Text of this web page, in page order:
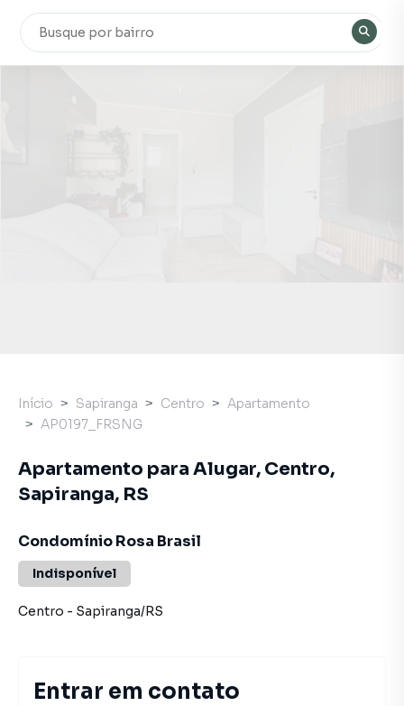
Início Sapiranga Centro
Apartamento
AP0197_FRSNG
Apartamento para Alugar, Centro,
Sapiranga, RS
Condomínio Rosa Brasil
Indisponível
Centro - Sapiranga/RS
Entrar em contato